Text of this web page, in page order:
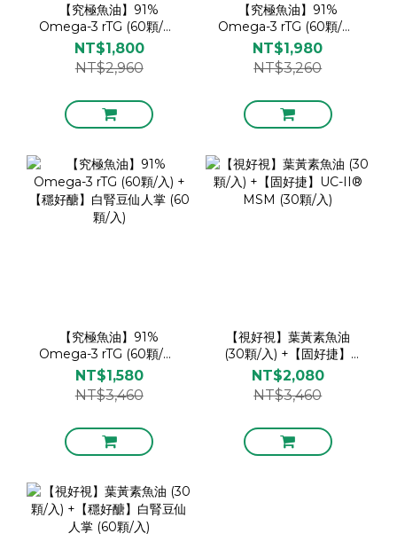
【究極魚油】91%
Omega-3 rTG (60顆/入)
+【視好視】葉黃素魚油
(30顆/入)
NT$1,800
NT$2,960
【究極魚油】91%
Omega-3 rTG (60顆/入)
+【固好捷】UC-II®
MSM (30顆/入)
NT$1,980
NT$3,260
【究極魚油】91%
Omega-3 rTG (60顆/入)
+【穩好醣】白腎豆仙人掌
(60顆/入)
NT$1,580
NT$3,460
【視好視】葉黃素魚油
(30顆/入) +【固好捷】
UC-II® MSM (30顆/入)
NT$2,080
NT$3,460